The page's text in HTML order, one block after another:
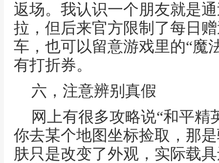
返场。我认识一个朋友就是
拉，但后来官方限制了每日
车，也可以留意游戏里的“魔
有打折券。
六，注意辨别真假
网上有很多攻略说“和平精
你去某个地图坐标捡取，那
肤只是改变了外观，实际载